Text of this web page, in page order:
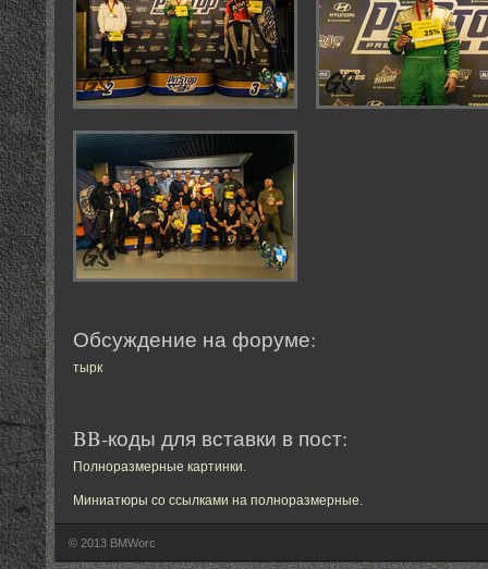
Обсуждение на форуме:
тырк
BB-коды для вставки в пост:
Полноразмерные картинки.
Миниатюры со ссылками на полноразмерные.
© 2013 BMWorc